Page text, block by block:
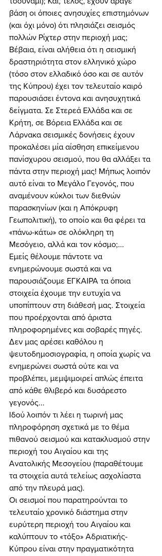
βάση οι όποιες ανησυχίες επιστημόνων
(και όχι μόνο) ότι πλησιάζει σεισμός
πολλών Ρίχτερ στην περιοχή μας;
Βέβαια, είναι αλήθεια ότι η σεισμική
δραστηριότητα στον ελληνικό χώρο
(τόσο στον ελλαδικό όσο και σε αυτόν
της Κύπρου) έχει τον τελευταίο καιρό
παρουσιάσει έντονα και ανησυχητικά
δείγματα. Σε Στερεά Ελλάδα και σε
Κρήτη, σε Βόρεια Ελλάδα και σε
Λάρνακα σεισμικές δονήσεις έχουν
προκαλέσει μία αίσθηση επικείμενου
πανίσχυρου σεισμού, που θα αλλάξει τα
πάντα στην περιοχή μας! Μήπως λοιπόν
αυτό είναι το Μεγάλο Γεγονός, που
αναμένουν κύκλοι των διεθνών
παρασκηνίων (και η Απόκρυφη
Γεωπολιτική), το οποίο και θα φέρει τα
«πάνω-κάτω» σε ολόκληρη τη
Μεσόγειο, αλλά και τον κόσμο;...
Εμείς θέλουμε πάντοτε να
ενημερώνουμε σωστά και να
παρουσιάζουμε ΕΓΚΑΙΡΑ τα όποια
στοιχεία έχουμε την ευτυχία να
υποπίπτουν στη διάθεσή μας. Στοιχεία
που προέρχονται από άριστα
πληροφορημένες και σοβαρές πηγές.
Δεν μας αρέσει καθόλου η
ψευτοδημοσιογραφία, η οποία χωρίς να
ενημερώνει σωστά ούτε και να
προβλέπει, μεμψιμοιρεί απλώς έπειτα
από κάθε θλιβερό και δυσάρεστο
γεγονός...
Ιδού λοιπόν τι λέει η τωρινή μας
πληροφόρηση σχετικά με το θέμα
πιθανού σεισμού και κατακλυσμού στην
περιοχή του Αιγαίου και της
Ανατολικής Μεσογείου (παραθέτουμε
τα στοιχεία αυτά τελείως ασχολίαστα
από την πλευρά μας).
Οι σεισμοί που παρατηρούνται το
τελευταίο χρονικό διάστημα στην
ευρύτερη περιοχή του Αιγαίου και
καλύπτουν το «τόξο» Αδριατικής-
Κύπρου είναι στην πραγματικότητα